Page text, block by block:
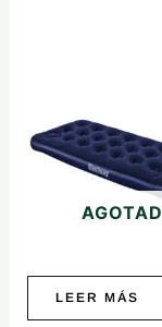
LEER MÁS